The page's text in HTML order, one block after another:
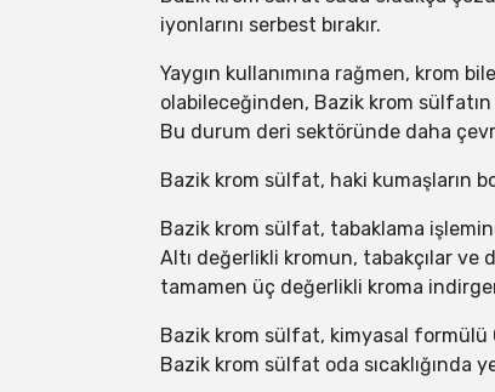
iyonlarını serbest bırakır.
Yaygın kullanımına rağmen, krom
olabileceğinden, Bazik krom
Bu durum deri sektöründe daha
Bazik krom sülfat, haki kumaşların
Bazik krom sülfat, tabaklama
Altı değerlikli kromun, tabakçılar ve
tamamen üç değerlikli kroma
Bazik krom sülfat, kimyasal formülü
Bazik krom sülfat oda sıcaklığında